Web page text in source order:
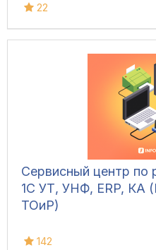
22
Сервисный центр по
1С УТ, УНФ, ERP, КА
ТОиР)
142